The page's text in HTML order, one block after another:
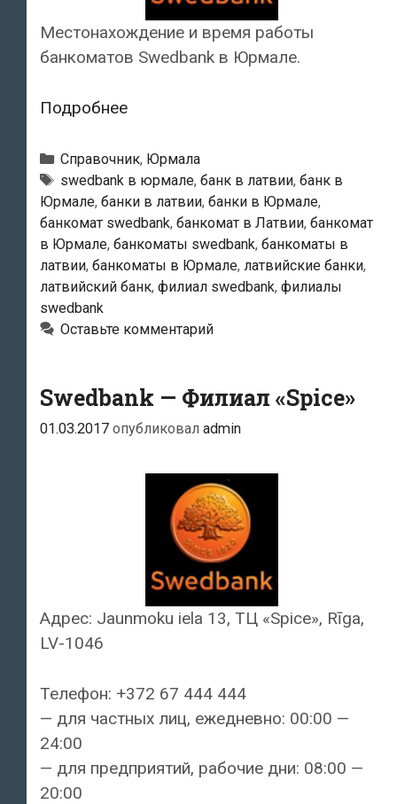
Местонахождение и время работы
банкоматов Swedbank в Юрмале.
ПодробнееSwedbank
Банкоматы
в
Юрмале
Рубрики
Справочник, Юрмала
Тэги
swedbank в юрмале, банк в латвии, банк в
Юрмале, банки в латвии, банки в Юрмале,
банкомат swedbank, банкомат в Латвии, банкомат
в Юрмале, банкоматы swedbank, банкоматы в
латвии, банкоматы в Юрмале, латвийские банки,
латвийский банк, филиал swedbank, филиалы
swedbank
Оставьте комментарий
Swedbank — Филиал «Spice»
01.03.2017 опубликовал admin
Адрес: Jaunmoku iela 13, ТЦ «Spice», Rīga,
LV-1046
Телефон: +372 67 444 444
— для частных лиц, ежедневно: 00:00 —
24:00
— для предприятий, рабочие дни: 08:00 —
20:00